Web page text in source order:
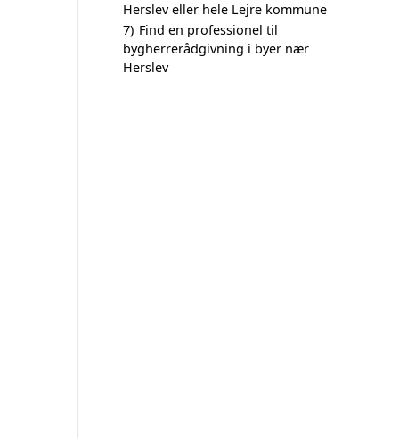
Herslev eller hele Lejre kommune
7) Find en professionel til
bygherrerådgivning i byer nær
Herslev